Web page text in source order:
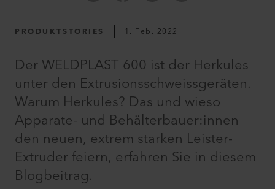
PRODUKTSTORIES 1. Feb. 2022
Der WELDPLAST 600 ist der Herkules
unter den Extrusionsschweiss­­geräten.
Warum Herkules? Das und wieso
Apparate- und Behälterbauer:innen
den neuen, extrem starken Leister-
Extruder feiern, erfahren Sie in diesem
Blogbeitrag.